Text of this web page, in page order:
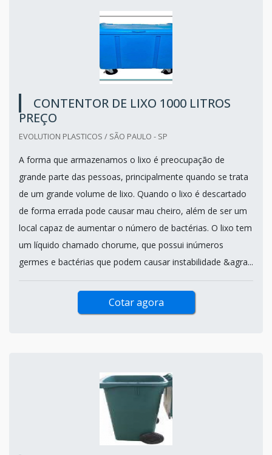
CONTENTOR DE LIXO 1000 LITROS
PREÇO
EVOLUTION PLASTICOS / SÃO PAULO - SP
A forma que armazenamos o lixo é preocupação de
grande parte das pessoas, principalmente quando se trata
de um grande volume de lixo. Quando o lixo é descartado
de forma errada pode causar mau cheiro, além de ser um
local capaz de aumentar o número de bactérias. O lixo tem
um líquido chamado chorume, que possui inúmeros
germes e bactérias que podem causar instabilidade &agra...
Cotar agora